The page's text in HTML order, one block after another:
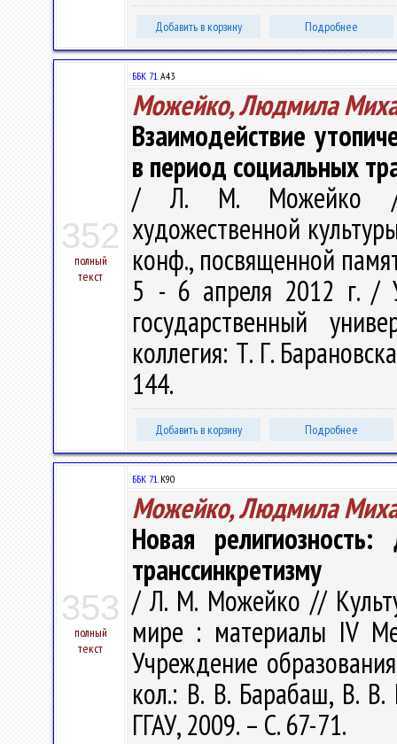
Добавить в корзину Подробнее
352
полный
текст
ББК 71.А43
Можейко, Людмила
Взаимодействие
в период социальных
/ Л. М. Можейко //
художественной
конф., посвященной
5 - 6 апреля 2012 г. /
государственный
коллегия: Т. Г.
144.
Добавить в корзину Подробнее
353
полный
текст
ББК 71.К90
Можейко, Людмила
Новая
транссинкретизму
/ Л. М. Можейко //
мире : материалы IV
Учреждение
кол.: В. В. Барабаш, В. В.
ГГАУ, 2009. – С. 67-71.